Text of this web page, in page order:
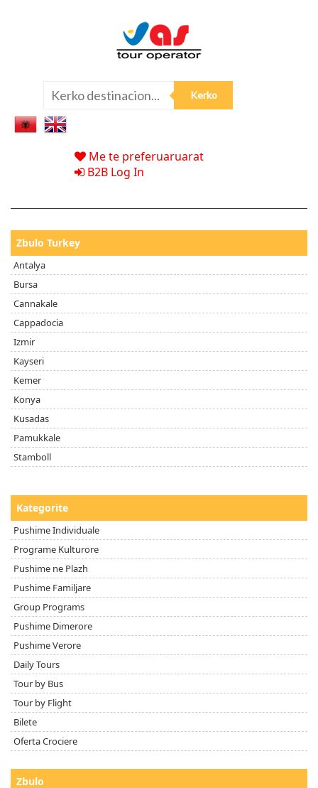
Me te preferuaruarat
B2B Log In
Zbulo Turkey
Antalya
Bursa
Cannakale
Cappadocia
Izmir
Kayseri
Kemer
Konya
Kusadas
Pamukkale
Stamboll
Kategorite
Pushime Individuale
Programe Kulturore
Pushime ne Plazh
Pushime Familjare
Group Programs
Pushime Dimerore
Pushime Verore
Daily Tours
Tour by Bus
Tour by Flight
Bilete
Oferta Crociere
Zbulo